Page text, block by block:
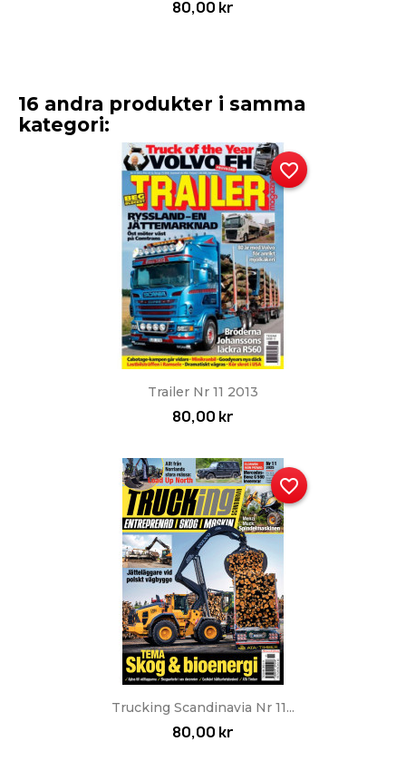
80,00 kr
16 andra produkter i samma
kategori:
Trailer Nr 11 2013
80,00 kr
favorite_border
Trucking Scandinavia Nr 11...
80,00 kr
favorite_border